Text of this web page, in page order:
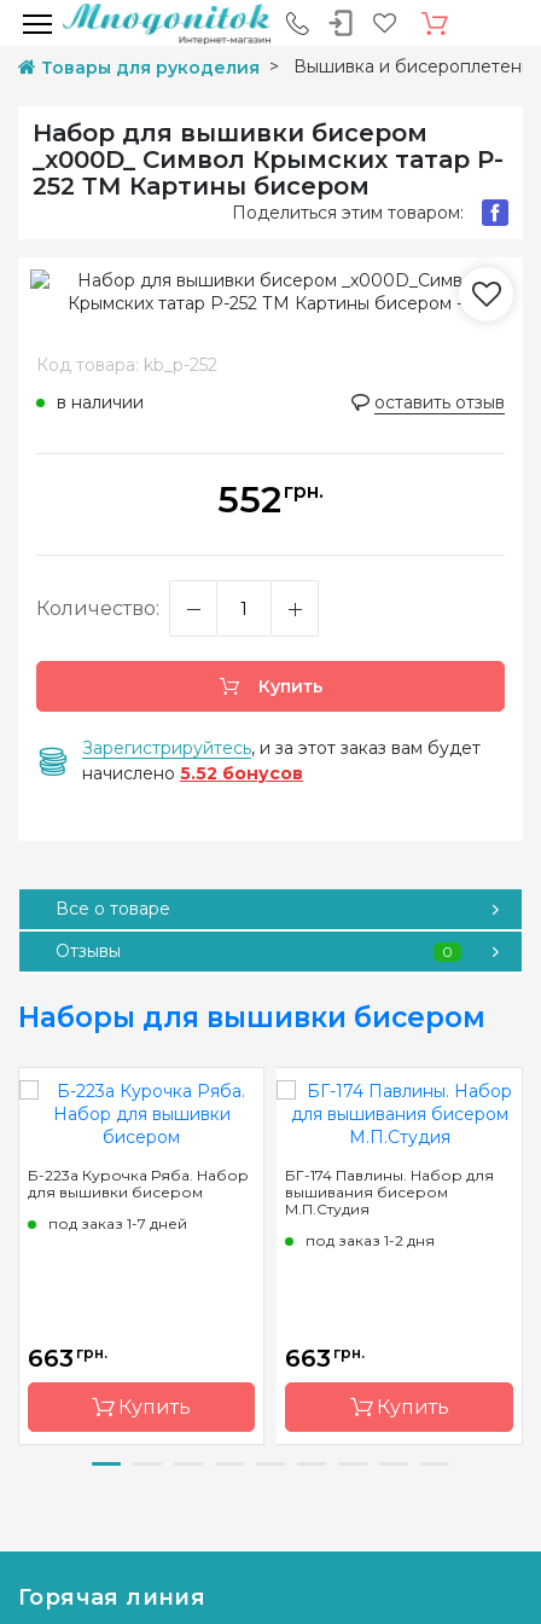
Товары для рукоделия Вышивка и
Набор для вышивки бисером
_x000D_ Символ Крымских татар P-
252 ТМ Картины бисером
Поделиться этим товаром:
Код товара: kb_p-252
в наличии
оставить отзыв
552 грн.
Количество:
Купить
Зарегистрируйтесь, и за этот заказ вам будет
начислено 5.52 бонусов
Все о товаре
Отзывы
0
Наборы для вышивки бисером
Б-223а Курочка Ряба. Набор
для вышивки бисером
под заказ 1-7 дней
663 грн.
Купить
производитель
БГ-174 Павлины. Набор для
вышивания бисером
М.П.Студия
под заказ 1-2 дня
663 грн.
Купить
Страна-
Россия
Горячая линия